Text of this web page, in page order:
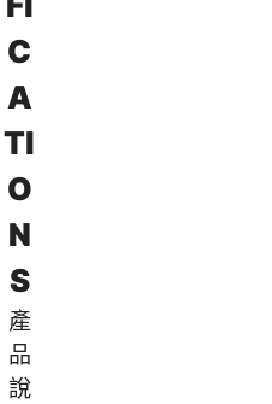
C
A
TI
O
N
S
產
品
說